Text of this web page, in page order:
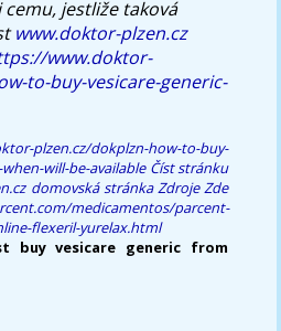
jestliže taková
www.doktor-plzen.cz
www.doktor-
to-buy-vesicare-generic-
plzen.cz/dokplzn-how-to-buy-
will-be-available Číst stránku
domovská stránka Zdroje Zde
medicamentos/parcent-
flexeril-yurelax.html
buy vesicare generic from